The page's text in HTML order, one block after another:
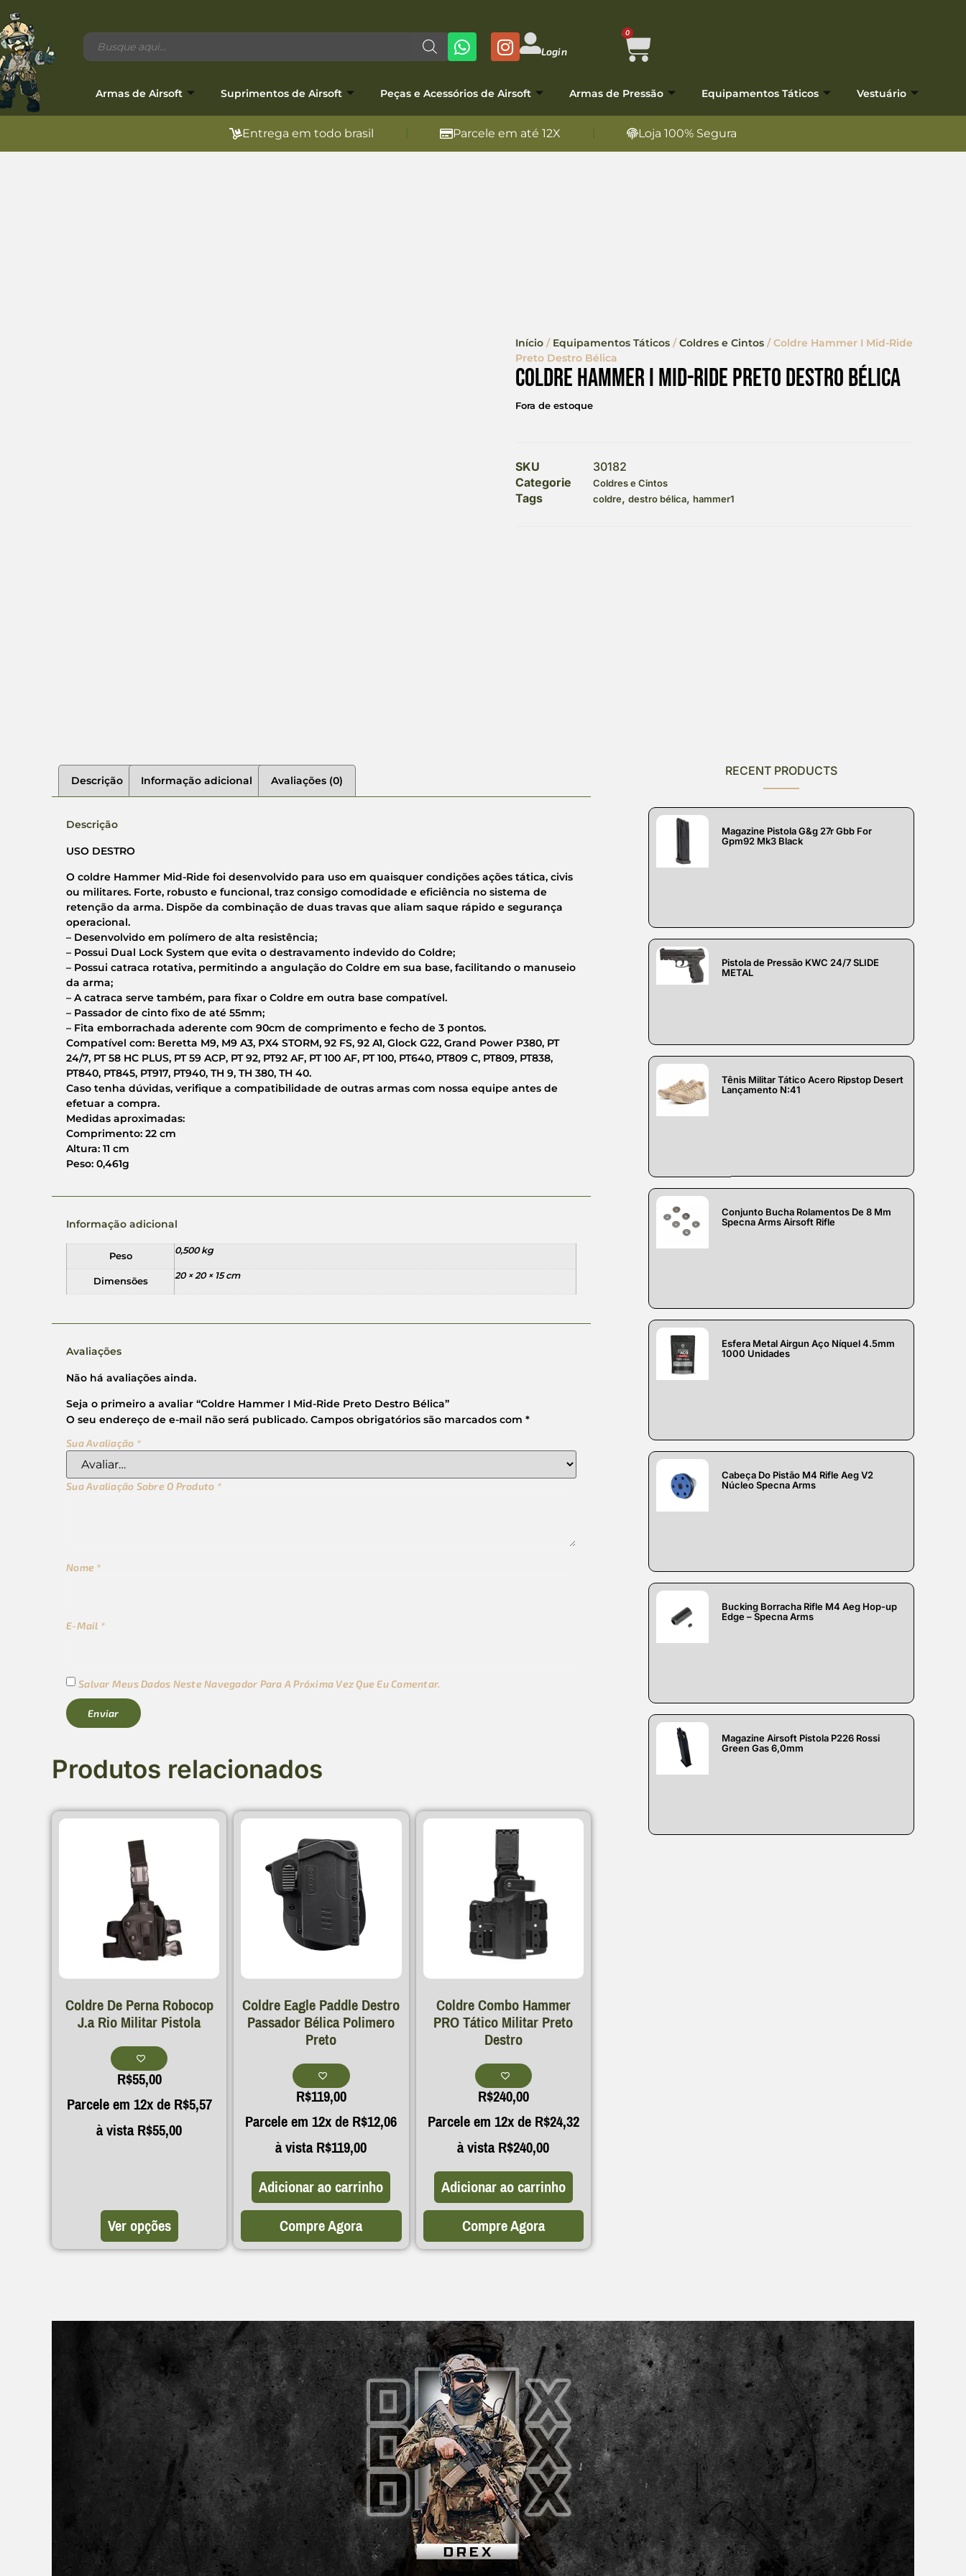
Login
0
Armas de Airsoft Suprimentos de Airsoft Peças e Acessórios de Airsoft Armas de Pressão Equipamentos Táticos Vestuário
Entrega em todo brasil Parcele em até 12X Loja 100% Segura
Início/ Equipamentos Táticos/Coldres e Cintos/ Coldre Hammer I Mid-Ride
Preto Destro Bélica
Coldre Hammer I Mid-Ride Preto Destro Bélica
Fora de estoque
SKU
30182
Categorie
Coldres e Cintos
Tags coldre, destro bélica, hammer1
Descrição Informação adicional Avaliações (0)
Descrição
USO DESTRO
O coldre Hammer Mid-Ride foi desenvolvido para uso em quaisquer condições ações tática, civis
ou militares. Forte, robusto e funcional, traz consigo comodidade e eficiência no sistema de
retenção da arma. Dispõe da combinação de duas travas que aliam saque rápido e segurança
operacional.
– Desenvolvido em polímero de alta resistência;
– Possui Dual Lock System que evita o destravamento indevido do Coldre;
– Possui catraca rotativa, permitindo a angulação do Coldre em sua base, facilitando o manuseio
da arma;
– A catraca serve também, para fixar o Coldre em outra base compatível.
– Passador de cinto fixo de até 55mm;
– Fita emborrachada aderente com 90cm de comprimento e fecho de 3 pontos.
Compatível com: Beretta M9, M9 A3, PX4 STORM, 92 FS, 92 A1, Glock G22, Grand Power P380, PT
24/7, PT 58 HC PLUS, PT 59 ACP, PT 92, PT92 AF, PT 100 AF, PT 100, PT640, PT809 C, PT809, PT838,
PT840, PT845, PT917, PT940, TH 9, TH 380, TH 40.
Caso tenha dúvidas, verifique a compatibilidade de outras armas com nossa equipe antes de
efetuar a compra.
Medidas aproximadas:
Comprimento: 22 cm
Altura: 11 cm
Peso: 0,461g
Informação adicional
Peso
0,500 kg
Dimensões
20 × 20 × 15 cm
Avaliações
Não há avaliações ainda.
Seja o primeiro a avaliar “Coldre Hammer I Mid-Ride Preto Destro Bélica”
O seu endereço de e-mail não será publicado. Campos obrigatórios são marcados com *
Sua Avaliação *
Sua Avaliação Sobre O Produto *
Nome *
E-Mail *
Salvar Meus Dados Neste Navegador Para A Próxima Vez Que Eu Comentar.
Produtos relacionados
Coldre De Perna Robocop
J.a Rio Militar Pistola
R$55,00
Parcele em 12x deR$5,57
à vistaR$55,00
Ver opções
Coldre Eagle Paddle Destro
Passador Bélica Polimero
Preto
R$119,00
Parcele em 12x deR$12,06
à vistaR$119,00
Adicionar ao carrinho
Compre Agora
Coldre Combo Hammer
PRO Tático Militar Preto
Destro
R$240,00
Parcele em 12x deR$24,32
à vistaR$240,00
Adicionar ao carrinho
Compre Agora
RECENT PRODUCTS
Magazine Pistola G&g 27r Gbb For
Gpm92 Mk3 Black
Pistola de Pressão KWC 24/7 SLIDE
METAL
Tênis Militar Tático Acero Ripstop Desert
Lançamento N:41
Conjunto Bucha Rolamentos De 8 Mm
Specna Arms Airsoft Rifle
Esfera Metal Airgun Aço Níquel 4.5mm
1000 Unidades
Cabeça Do Pistão M4 Rifle Aeg V2
Núcleo Specna Arms
Bucking Borracha Rifle M4 Aeg Hop-up
Edge – Specna Arms
Magazine Airsoft Pistola P226 Rossi
Green Gas 6,0mm